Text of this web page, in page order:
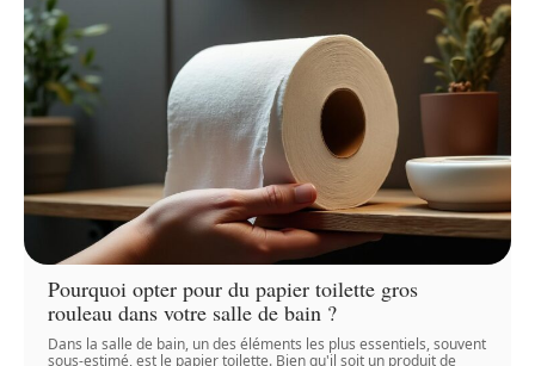
Pourquoi opter pour du papier toilette gros
rouleau dans votre salle de bain ?
Dans la salle de bain, un des éléments les plus essentiels, souvent
sous-estimé, est le papier toilette. Bien qu'il soit un produit de